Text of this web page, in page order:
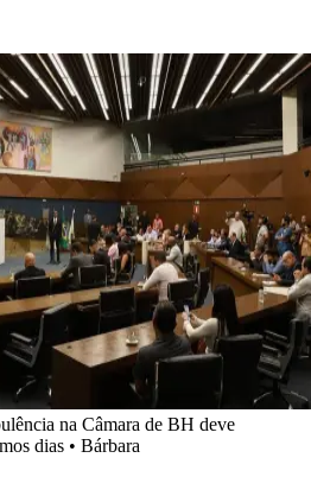
na Câmara de BH deve
dias • Bárbara